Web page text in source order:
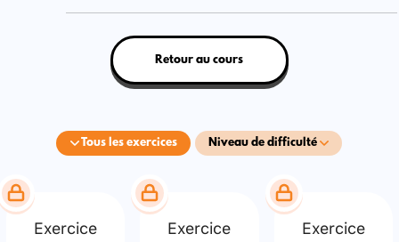
Tous les exercices Niveau de difficulté
Retour au cours
Exercice Exercice Exercice